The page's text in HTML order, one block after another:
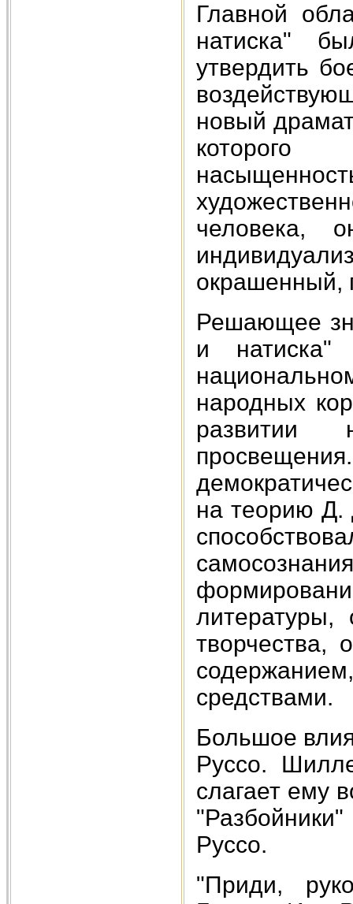
Главной
натиска"
утвердить
новый
которого
человека,
окрашенный,
Решающее
и
народных
развитии
на теорию Д.
творчества,
средствами.
Большое
Руссо.
слагает ему
Руссо.
"Приди,